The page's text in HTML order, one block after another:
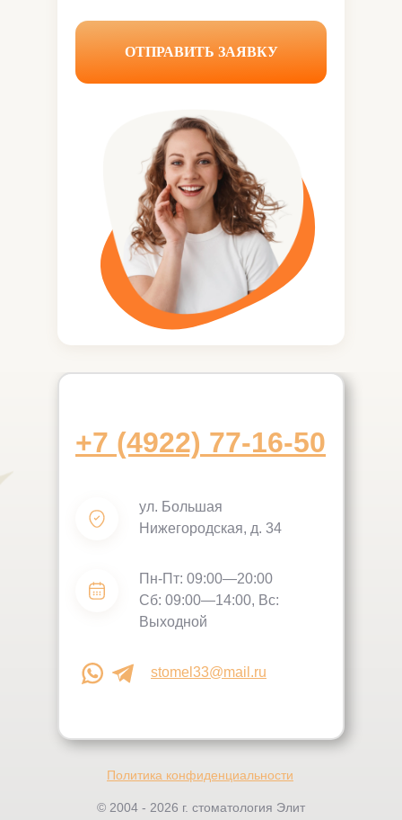
ОТПРАВИТЬ ЗАЯВКУ
Пн-Пт: 09:00—20:00
Сб: 09:00—14:00, Вс:
Выходной
ул. Большая
Нижегородская, д. 34
stomel33@mail.ru
+7 (4922) 77-16-50
Политика конфиденциальности
© 2004 - 2026 г. стоматология Элит